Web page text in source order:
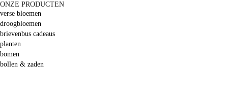
ONZE PRODUCTEN
verse bloemen
droogbloemen
brievenbus cadeaus
planten
bomen
bollen & zaden